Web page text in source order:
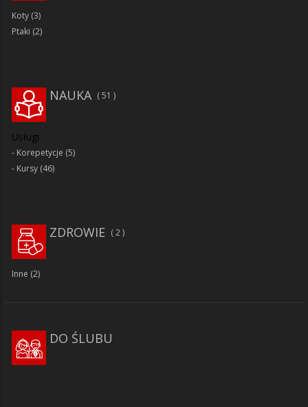
Koty (3)
Ptaki (2)
51
NAUKA
Usługi
Korepetycje (5)
Kursy (46)
ZDROWIE 2
Inne (2)
DO ŚLUBU